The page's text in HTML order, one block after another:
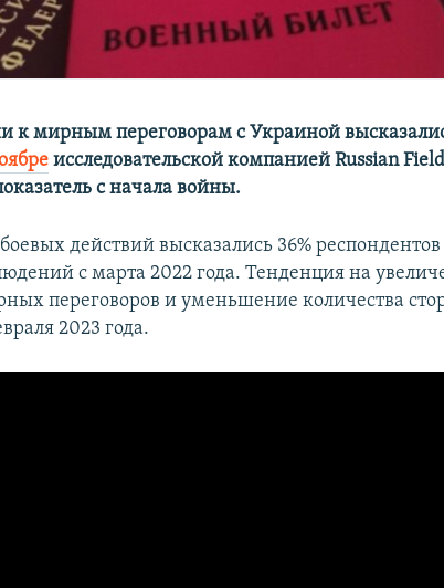
к мирным переговорам с Украиной
исследовательской компанией Russian
с начала войны.
действий высказались 36%
с марта 2022 года. Тенденция на
переговоров и уменьшение количества
2023 года.